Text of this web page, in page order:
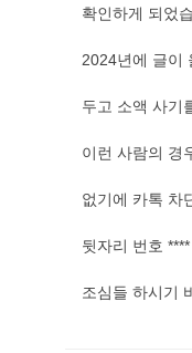
확인하게 되었
2024년에 글이
두고 소액 사기
이런 사람의 경
없기에 카톡 차
뒷자리 번호
조심들 하시기